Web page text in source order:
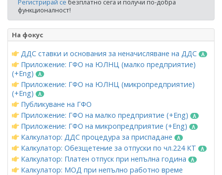
Регистрирай се безплатно сега и получи по-добра
функционалност!
На фокус
ДДС ставки и основания за неначисляване на ДДС
Приложение: ГФО на ЮЛНЦ (малко предприятие)
(+Eng)
Приложение: ГФО на ЮЛНЦ (микропредприятие)
(+Eng)
Публикуване на ГФО
Приложение: ГФО на малко предприятие (+Eng)
Приложение: ГФО на микропредприятие (+Eng)
Калкулатор: ДДС процедура за приспадане
Калкулатор: Обезщетение за отпуски по чл.224 КТ
Калкулатор: Платен отпуск при непълна година
Калкулатор: МОД при непълно работно време